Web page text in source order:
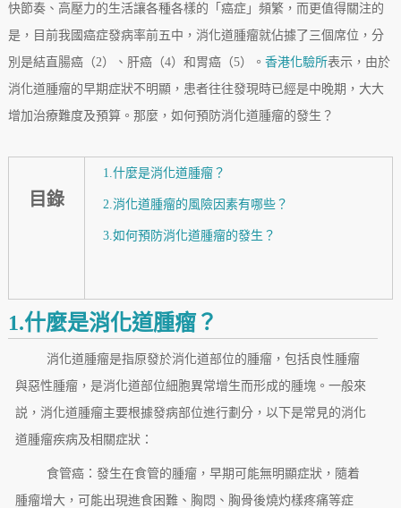
快節奏、高壓力的生活讓各種各樣的「癌症」頻繁，而更值得關注的
是，目前我國癌症發病率前五中，消化道腫瘤就佔據了三個席位，分
別是結直腸癌（2）、肝癌（4）和胃癌（5）。 香港化驗所表示，由於
消化道腫瘤的早期症狀不明顯，患者往往發現時已經是中晚期，大大
增加治療難度及預算。那麼，如何預防消化道腫瘤的發生？
目錄
1.什麼是消化道腫瘤？
2.消化道腫瘤的風險因素有哪些？
3.如何預防消化道腫瘤的發生？
1.什麼是消化道腫瘤？
消化道腫瘤是指原發於消化道部位的腫瘤，包括良性腫瘤
與惡性腫瘤，是消化道部位細胞異常增生而形成的腫塊。一般來
説，消化道腫瘤主要根據發病部位進行劃分，以下是常見的消化
道腫瘤疾病及相關症狀：
食管癌：發生在食管的腫瘤，早期可能無明顯症狀，隨着
腫瘤增大，可能出現進食困難、胸悶、胸骨後燒灼樣疼痛等症